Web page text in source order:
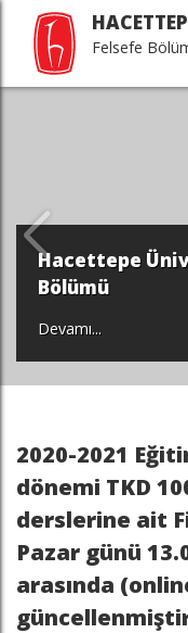
Felsefe
Hacettepe
Bölümü
Devamı...
2020-2021
dönemi TKD
derslerine ait
Pazar günü
arasında